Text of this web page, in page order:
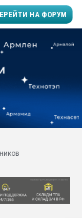
НА ФОРУМ
SPC
заводу пластмасс"
Подмосковье, Москва